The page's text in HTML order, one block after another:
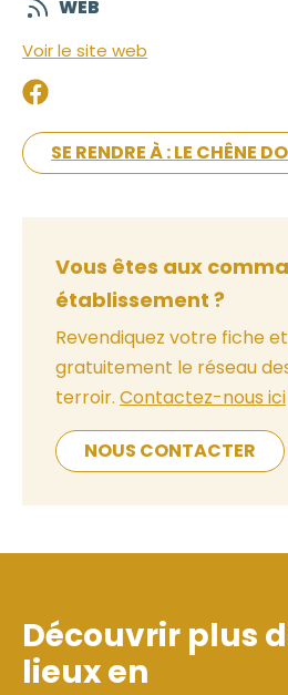
WEB
Voir le site web
SE RENDRE À : LE CHÊNE
Vous êtes aux
établissement ?
Revendiquez votre fiche
gratuitement le réseau
terroir. Contactez-nous ici
NOUS CONTACTER
Découvrir plus
lieux en